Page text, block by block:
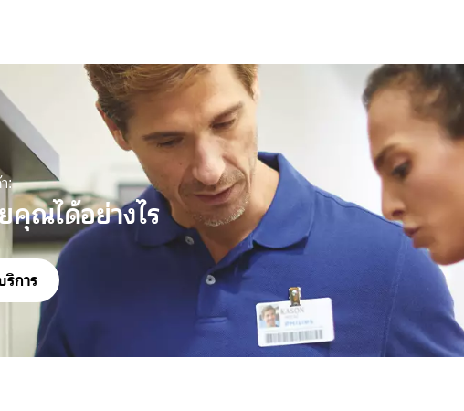
:
คุณได้อย่างไร
การ